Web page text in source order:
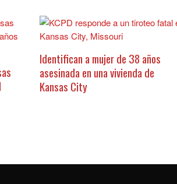
Identifican a mujer de 38 años
asesinada en una vivienda de
Kansas City